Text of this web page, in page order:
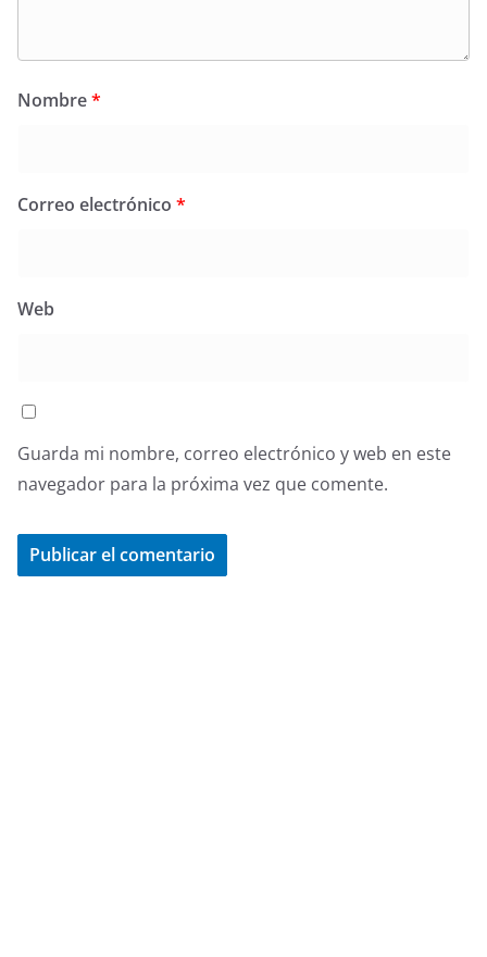
Nombre*
Correo electrónico *
Web
Guarda mi nombre, correo electrónico y web en este
navegador para la próxima vez que comente.